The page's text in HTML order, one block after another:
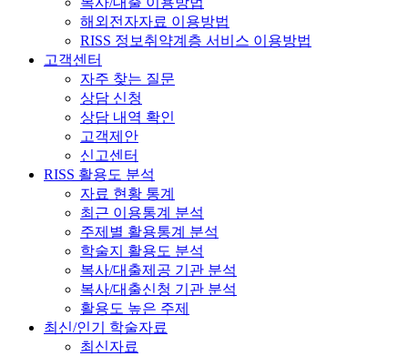
해외전자자료 이용방법
RISS 정보취약계층 서비스 이용방법
고객센터
자주 찾는 질문
상담 신청
상담 내역 확인
고객제안
신고센터
RISS 활용도 분석
자료 현황 통계
최근 이용통계 분석
주제별 활용통계 분석
학술지 활용도 분석
복사/대출제공 기관 분석
복사/대출신청 기관 분석
활용도 높은 주제
최신/인기 학술자료
최신자료